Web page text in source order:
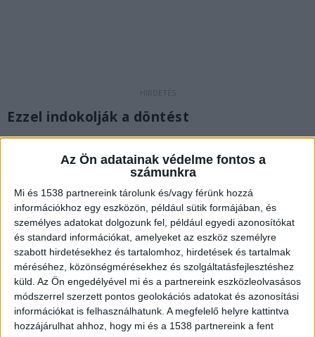
Az Ön adatainak védelme fontos a
számunkra
Mi és 1538 partnereink tárolunk és/vagy férünk hozzá
információkhoz egy eszközön, például sütik formájában, és
személyes adatokat dolgozunk fel, például egyedi azonosítókat
és standard információkat, amelyeket az eszköz személyre
szabott hirdetésekhez és tartalomhoz, hirdetések és tartalmak
méréséhez, közönségmérésekhez és szolgáltatásfejlesztéshez
küld. Az Ön engedélyével mi és a partnereink eszközleolvasásos
módszerrel szerzett pontos geolokációs adatokat és azonosítási
információkat is felhasználhatunk. A megfelelő helyre kattintva
hozzájárulhat ahhoz, hogy mi és a 1538 partnereink a fent
Ezzel indokolják a döntést
A színház weboldalán azt írják, hogy „a jelenlegi
gazdasági helyzetre való tekintettel a József
Attila Színház a következő időszakban
megváltozott műsorrenddel működik.”A
BudaPestkörnyéke.hu legfrissebb híreit ide
kattintva éred el.